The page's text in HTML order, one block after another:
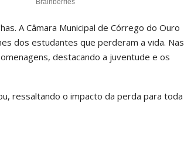
A Câmara Municipal de Córrego do Ouro
dos estudantes que perderam a vida. Nas
destacando a juventude e os
ressaltando o impacto da perda para toda